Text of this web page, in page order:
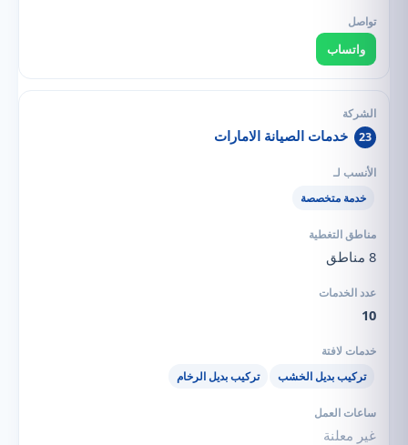
واتساب
23 خدمات الصيانة الامارات
خدمة متخصصة
8 مناطق
10
تركيب بديل الخشب تركيب بديل الرخام
غير معلنة